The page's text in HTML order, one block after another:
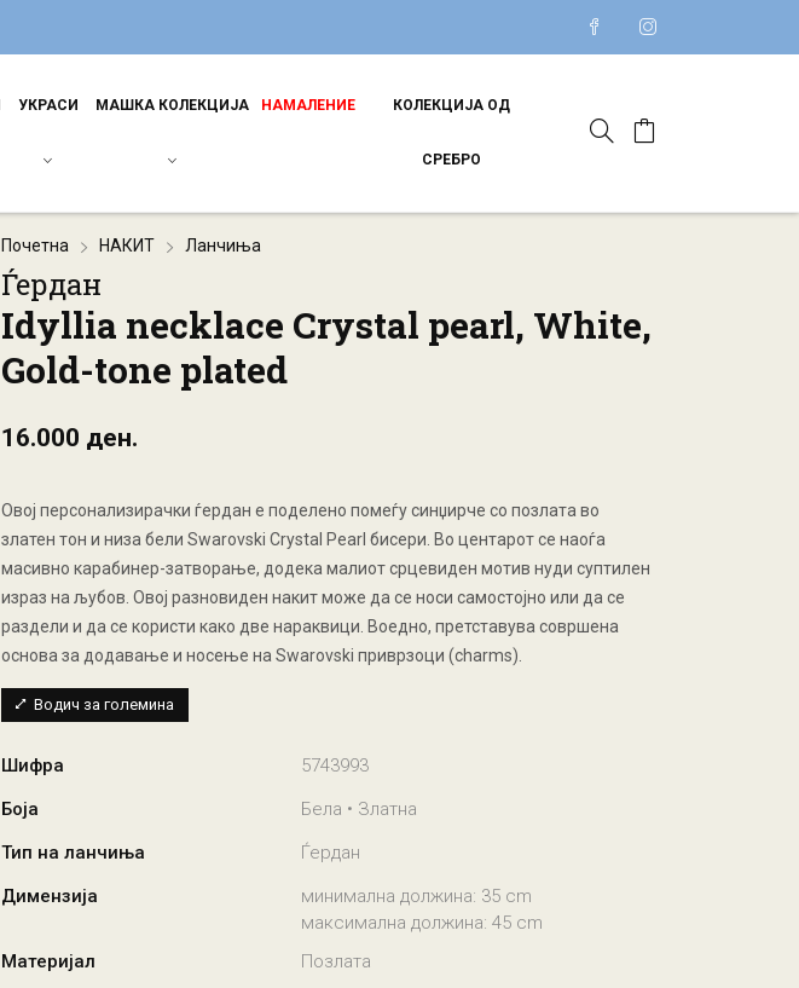
УКРАСИ МАШКА КОЛЕКЦИЈА НАМАЛЕНИЕ КОЛЕКЦИЈА ОД
СРЕБРО
Почетна НАКИТ Ланчиња
Ѓердан
Idyllia necklace Crystal pearl, White,
Gold-tone plated
16.000 ден.
Овој персонализирачки ѓердан е поделено помеѓу синџирче со позлата во
златен тон и низа бели Swarovski Crystal Pearl бисери. Во центарот се наоѓа
масивно карабинер-затворање, додека малиот срцевиден мотив нуди суптилен
израз на љубов. Овој разновиден накит може да се носи самостојно или да се
раздели и да се користи како две нараквици. Воедно, претставува совршена
основа за додавање и носење на Swarovski приврзоци (charms).
Водич за големина
Шифра
5743993
Боја
Бела • Златна
Тип на ланчиња
Ѓердан
Димензија
минимална должина: 35 cm
максимална должина: 45 cm
Материјал
Позлата